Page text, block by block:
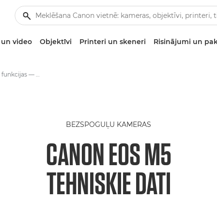
video Objektīvi Printeri un skeneri Risinājumi un
Tehniskie dati un funkcijas — Canon EOS M5
BEZSPOGUĻU KAMERAS
CANON EOS M5
TEHNISKIE DATI